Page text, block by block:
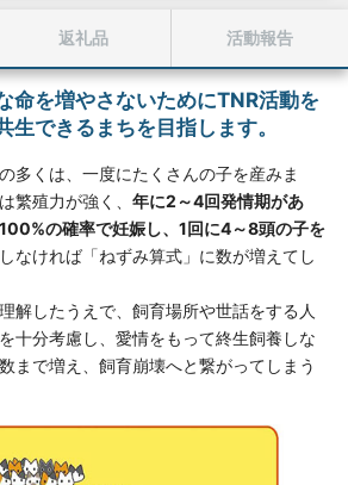
返礼品 活動報告
命を増やさないためにTNR活動を
生できるまちを目指します。
多くは、一度にたくさんの子を産みま
繁殖力が強く、 年に2～4回発情期があ
の確率で妊娠し、1回に4～8頭の子を
なければ「ねずみ算式」に数が増えてし
解したうえで、飼育場所や世話をする人
十分考慮し、愛情をもって終生飼養しな
まで増え、飼育崩壊へと繋がってしまう